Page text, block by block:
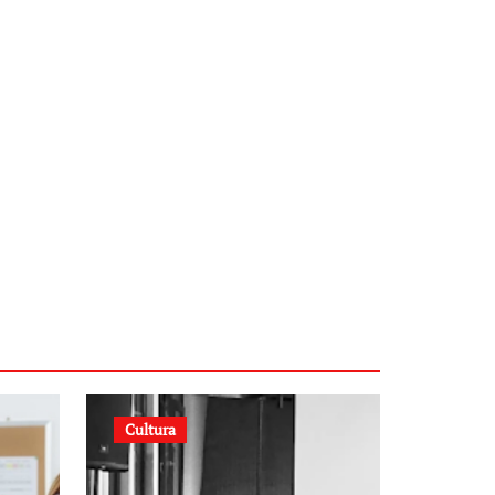
Cultura